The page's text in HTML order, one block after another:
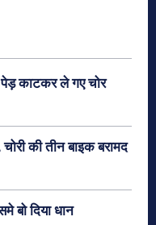
पेड़ काटकर ले गए चोर
की तीन बाइक बरामद
बो दिया धान